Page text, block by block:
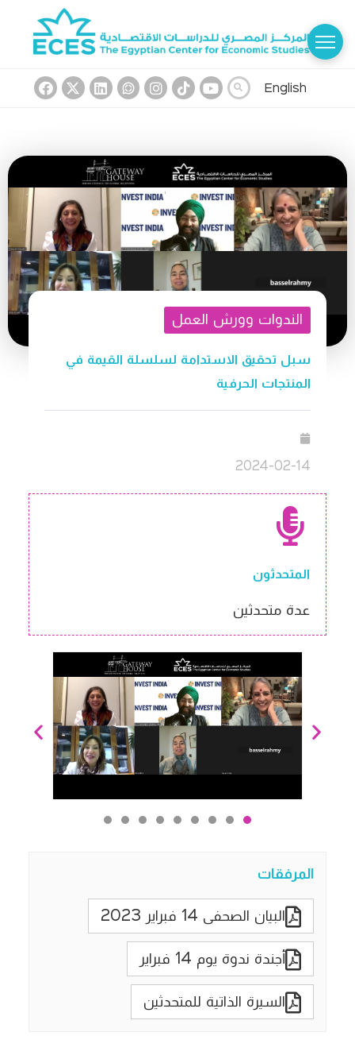
English
الندوات وورش العمل
سبل تحقيق الاستدامة لسلسلة القيمة في
المنتجات الحرفية
2024-02-14
المتحدثون
عدة متحدثين
المرفقات
البيان الصحفى 14 فبراير 2023
أجندة ندوة يوم 14 فبراير
السيرة الذاتية للمتحدثين